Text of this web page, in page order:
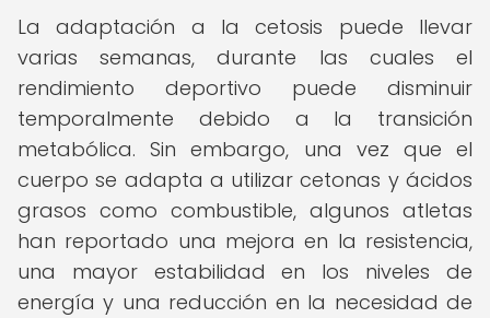
La adaptación a la cetosis puede llevar
varias semanas, durante las cuales el
rendimiento deportivo puede disminuir
temporalmente debido a la transición
metabólica. Sin embargo, una vez que el
cuerpo se adapta a utilizar cetonas y ácidos
grasos como combustible, algunos atletas
han reportado una mejora en la resistencia,
una mayor estabilidad en los niveles de
energía y una reducción en la necesidad de